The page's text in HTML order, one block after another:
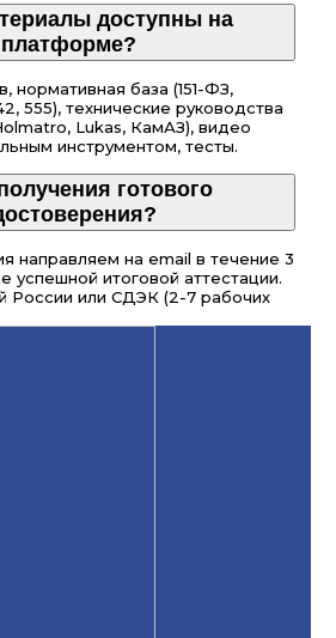
доступны на
платформе?
нормативная база (151-ФЗ,
555), технические руководства
Lukas, КамАЗ), видео
инструментом, тесты.
готового
направляем на email в течение 3
успешной итоговой аттестации.
России или СДЭК (2-7 рабочих